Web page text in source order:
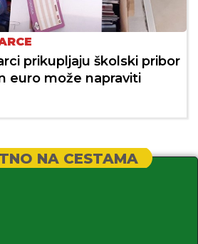
prikupljaju školski pribor
euro može napraviti
NA CESTAMA